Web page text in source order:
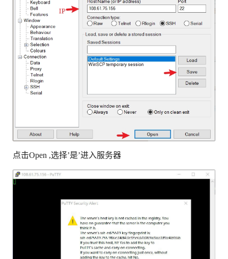
点击Open ,选择’是’进入服务器